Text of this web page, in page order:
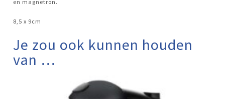
en magnetron.
8,5 x 9cm
Je zou ook kunnen houden
van …